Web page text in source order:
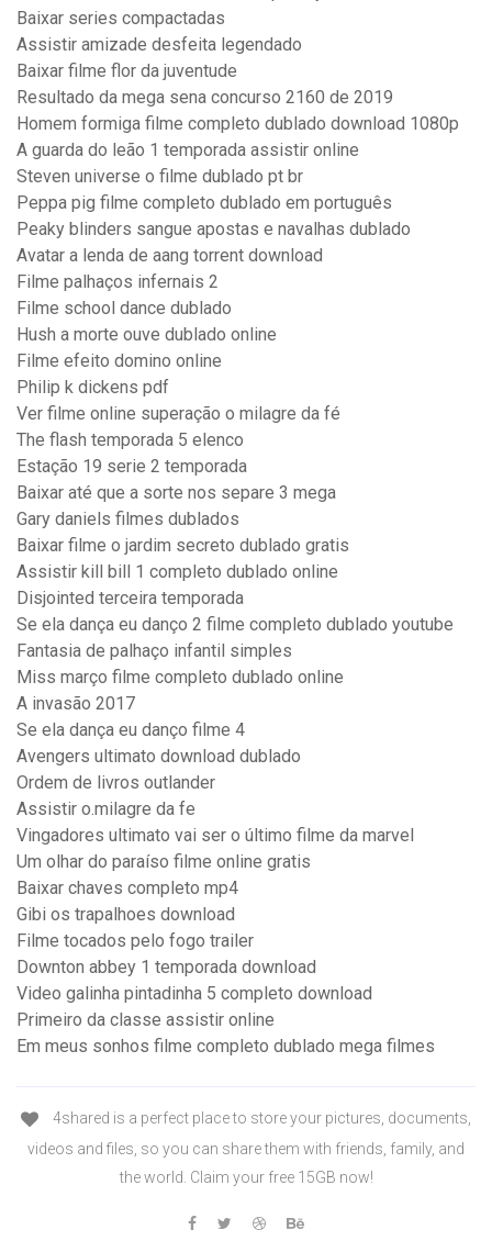
Baixar series compactadas
Assistir amizade desfeita legendado
Baixar filme flor da juventude
Resultado da mega sena concurso 2160 de 2019
Homem formiga filme completo dublado download 1080p
A guarda do leão 1 temporada assistir online
Steven universe o filme dublado pt br
Peppa pig filme completo dublado em português
Peaky blinders sangue apostas e navalhas dublado
Avatar a lenda de aang torrent download
Filme palhaços infernais 2
Filme school dance dublado
Hush a morte ouve dublado online
Filme efeito domino online
Philip k dickens pdf
Ver filme online superação o milagre da fé
The flash temporada 5 elenco
Estação 19 serie 2 temporada
Baixar até que a sorte nos separe 3 mega
Gary daniels filmes dublados
Baixar filme o jardim secreto dublado gratis
Assistir kill bill 1 completo dublado online
Disjointed terceira temporada
Se ela dança eu danço 2 filme completo dublado youtube
Fantasia de palhaço infantil simples
Miss março filme completo dublado online
A invasão 2017
Se ela dança eu danço filme 4
Avengers ultimato download dublado
Ordem de livros outlander
Assistir o.milagre da fe
Vingadores ultimato vai ser o último filme da marvel
Um olhar do paraíso filme online gratis
Baixar chaves completo mp4
Gibi os trapalhoes download
Filme tocados pelo fogo trailer
Downton abbey 1 temporada download
Video galinha pintadinha 5 completo download
Primeiro da classe assistir online
Em meus sonhos filme completo dublado mega filmes
4shared is a perfect place to store your pictures, documents,
videos and files, so you can share them with friends, family, and
the world. Claim your free 15GB now!